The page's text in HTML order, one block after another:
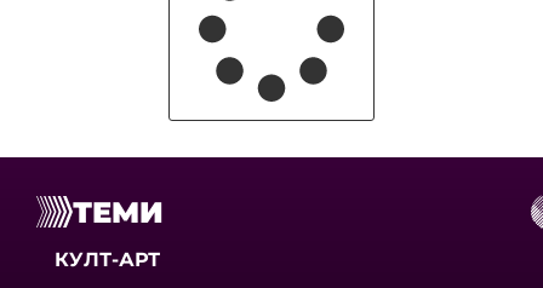
ТЕМИ
КУЛТ-АРТ